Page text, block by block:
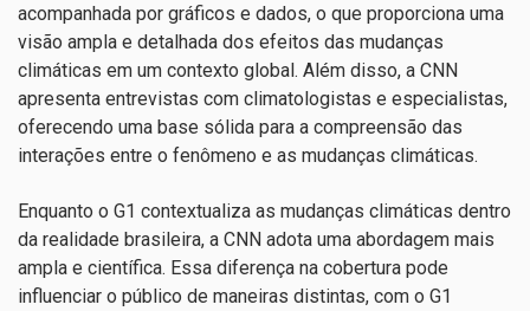
acompanhada por gráficos e dados, o que proporciona uma
visão ampla e detalhada dos efeitos das mudanças
climáticas em um contexto global. Além disso, a CNN
apresenta entrevistas com climatologistas e especialistas,
oferecendo uma base sólida para a compreensão das
interações entre o fenômeno e as mudanças climáticas.
Enquanto o G1 contextualiza as mudanças climáticas dentro
da realidade brasileira, a CNN adota uma abordagem mais
ampla e científica. Essa diferença na cobertura pode
influenciar o público de maneiras distintas, com o G1